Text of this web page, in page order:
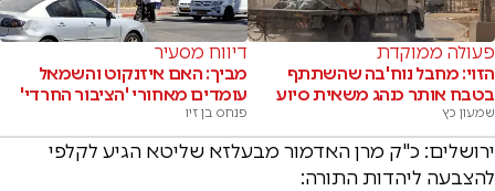
פעולה ממוקדת
הזוי: מחבל נוח'בה שהשתתף
בטבח אותר כנהג משאית סיוע
שמעון כץ
דיווח מסעיר
מביך: האם איזנקוט והשמאל
עומדים מאחורי 'הציבור החרדי'
פנחס בן זיו
ירושלים: כ"ק מרן האדמור מבעלזא שליטא הגיע לקלפי
להצבעה ליהדות התורה: